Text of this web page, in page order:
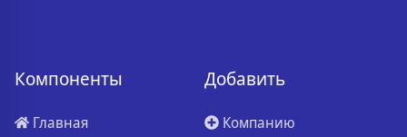
Компоненты
Главная
Добавить
Компанию